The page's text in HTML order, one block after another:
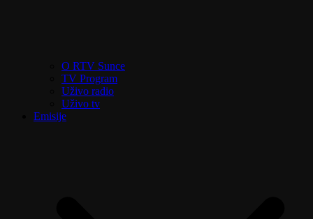
O RTV Sunce
TV Program
Uživo radio
Uživo tv
Emisije